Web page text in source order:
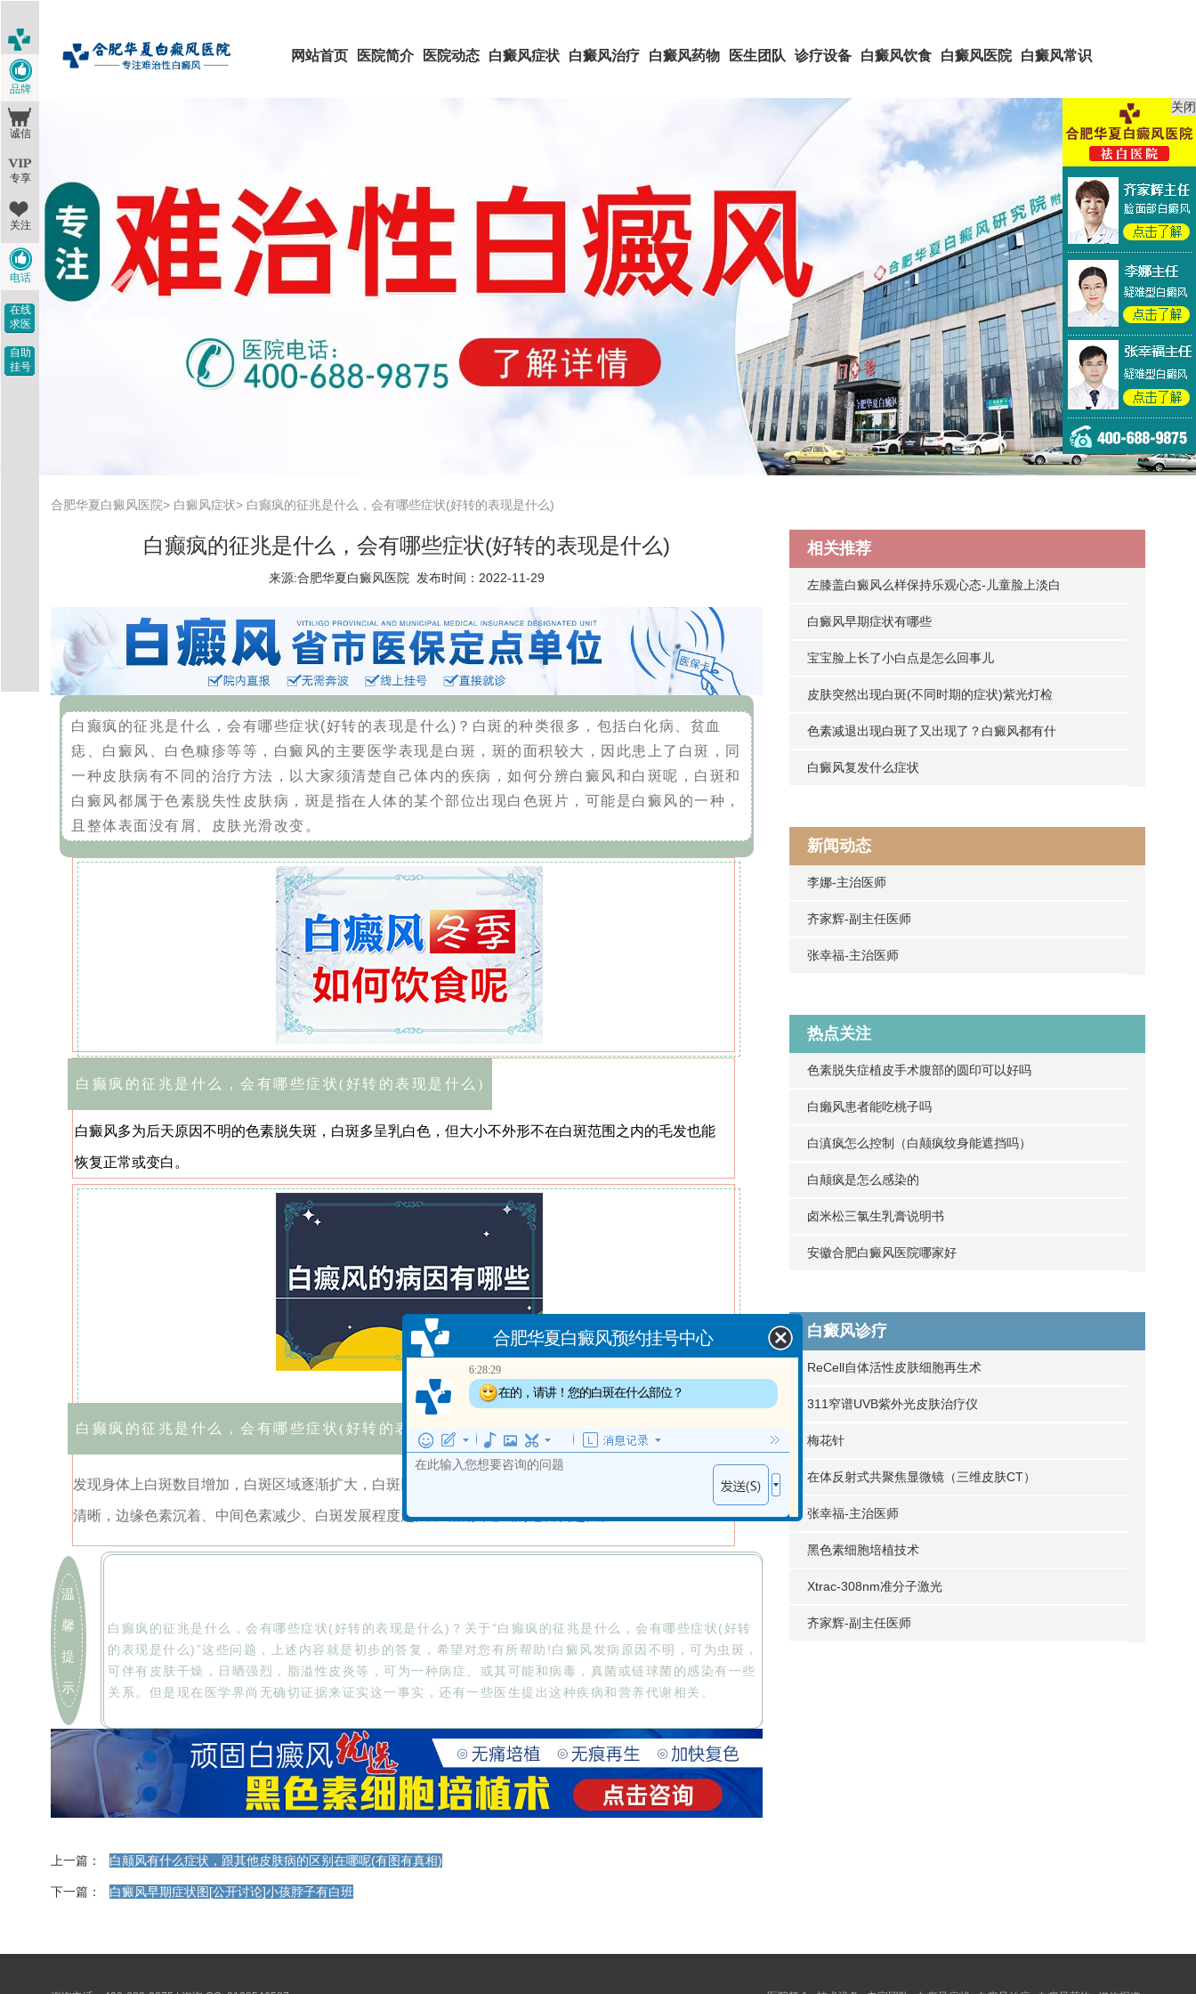
网站首页 医院简介 医院动态 白癜风症状 白癜风治疗 白癜风药物 医生团队 诊疗设备 白癜风饮食 白癜风医院 白癜风常识
合肥华夏白癜风医院> 白癜风症状> 白癫疯的征兆是什么，会有哪些症状(好转的表现是什么)
白癫疯的征兆是什么，会有哪些症状(好转的表现是什么)
来源:合肥华夏白癜风医院 发布时间：2022-11-29
白癫疯的征兆是什么，会有哪些症状(好转的表现是什么)？白斑的种类很多，包括白化病、贫血
痣、白癜风、白色糠疹等等，白癜风的主要医学表现是白斑，斑的面积较大，因此患上了白斑，同
一种皮肤病有不同的治疗方法，以大家须清楚自己体内的疾病，如何分辨白癜风和白斑呢，白斑和
白癜风都属于色素脱失性皮肤病，斑是指在人体的某个部位出现白色斑片，可能是白癜风的一种，
且整体表面没有屑、皮肤光滑改变。
白癫疯的征兆是什么，会有哪些症状(好转的表现是什么)
白癜风多为后天原因不明的色素脱失斑，白斑多呈乳白色，但大小不外形不在白斑范围之内的毛发也能
恢复正常或变白。
白癫疯的征兆是什么，会有哪些症状(好转的表现是什么)
发现身体上白斑数目增加，白斑区域逐渐扩大，白斑以不规则圆形或者椭圆形为主，白斑和正常皮肤边界
清晰，边缘色素沉着、中间色素减少、白斑发展程度越大，给病人造成的危害就越大。
温
馨
提
示
白癫疯的征兆是什么，会有哪些症状(好转的表现是什么)？关于“白癫疯的征兆是什么，会有哪些症状(好转
的表现是什么)”这些问题，上述内容就是初步的答复，希望对您有所帮助!白癜风发病原因不明，可为虫斑，
可伴有皮肤干燥，日晒强烈，脂溢性皮炎等，可为一种病症。或其可能和病毒，真菌或链球菌的感染有一些
关系。但是现在医学界尚无确切证据来证实这一事实，还有一些医生提出这种疾病和营养代谢相关。
上一篇： 白颠风有什么症状，跟其他皮肤病的区别在哪呢(有图有真相)
下一篇： 白癜风早期症状图[公开讨论]小孩脖子有白班
相关推荐
左膝盖白癜风么样保持乐观心态-儿童脸上淡白
白癜风早期症状有哪些
宝宝脸上长了小白点是怎么回事儿
皮肤突然出现白斑(不同时期的症状)紫光灯检
色素减退出现白斑了又出现了？白癜风都有什
白癜风复发什么症状
新闻动态
李娜-主治医师
齐家辉-副主任医师
张幸福-主治医师
热点关注
色素脱失症植皮手术腹部的圆印可以好吗
白癞风患者能吃桃子吗
白滇疯怎么控制（白颠疯纹身能遮挡吗）
白颠疯是怎么感染的
卤米松三氯生乳膏说明书
安徽合肥白癜风医院哪家好
白癜风诊疗
ReCell自体活性皮肤细胞再生术
311窄谱UVB紫外光皮肤治疗仪
梅花针
在体反射式共聚焦显微镜（三维皮肤CT）
张幸福-主治医师
黑色素细胞培植技术
Xtrac-308nm准分子激光
齐家辉-副主任医师
品牌
诚信
专享
关注
电话
在线
求医
自助
挂号
关闭
合肥华夏白癜风预约挂号中心
6:28:29
在的，请讲！您的白斑在什么部位？
6:28:31